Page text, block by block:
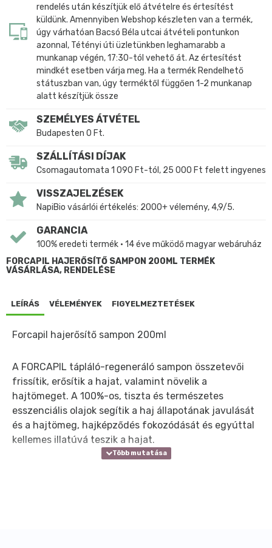
rendelés után készítjük elő átvételre és értesítést
küldünk. Amennyiben Webshop készleten van a termék,
úgy várhatóan Bacsó Béla utcai átvételi pontunkon
azonnal, Tétényi úti üzletünkben leghamarabb a
munkanap végén, 17:30-tól vehető át. Az értesítést
mindkét esetben várja meg. Ha a termék Rendelhető
státuszban van, úgy terméktől függően 1-2 munkanap
alatt készítjük össze
SZEMÉLYES ÁTVÉTEL
Budapesten 0 Ft.
SZÁLLÍTÁSI DÍJAK
Csomagautomata 1 090 Ft-tól, 25 000 Ft felett ingyenes
VISSZAJELZÉSEK
NapiBio vásárlói értékelés: 2000+ vélemény, 4,9/5.
GARANCIA
100% eredeti termék • 14 éve működő magyar webáruház
FORCAPIL HAJERŐSÍTŐ SAMPON 200ML TERMÉK
VÁSÁRLÁSA, RENDELÉSE
LEÍRÁS VÉLEMÉNYEK FIGYELMEZTETÉSEK
Forcapil hajerősítő sampon 200ml
A FORCAPIL tápláló-regeneráló sampon összetevői
frissítik, erősítik a hajat, valamint növelik a
hajtömeget. A 100%-os, tiszta és természetes
esszenciális olajok segítik a haj állapotának javulását
és a hajtömeg, hajképződés fokozódását és egyúttal
kellemes illatúvá teszik a hajat.